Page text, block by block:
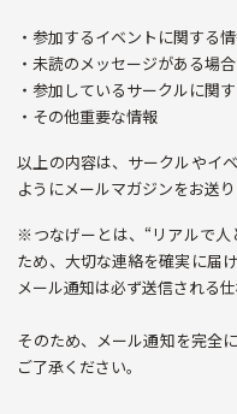
・参加するイベントに関する
・未読のメッセージがある場
・参加しているサークルに関
・その他重要な情報
以上の内容は、サークルやイ
ようにメールマガジンをお送り
※つなげーとは、“リアルで人
ため、大切な連絡を確実に届
メール通知は必ず送信される仕
そのため、メール通知を完全
ご了承ください。